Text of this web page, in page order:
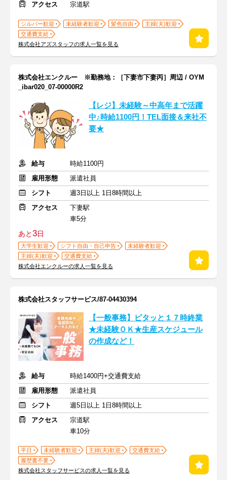
アクセス
宗道駅
シルバー歓迎 未経験者歓迎 髪色自由
主婦(夫)歓迎
交通費支給
株式会社アズスタッフの求人一覧を見る
株式会社エンクルー ※勤務地：［下妻市下妻丙］周辺 / OYM
_ibar020_07-00000R2
【レジ】未経験～中高年まで活躍
中♪時給1100円！TEL面接＆来社不
要★
給与
時給1100円
雇用形態
派遣社員
シフト
週3日以上 1日8時間以上
アクセス
下妻駅
車5分
あと3日
大学生歓迎 シフト自由・自己申告
未経験者歓迎
主婦(夫)歓迎
交通費支給
株式会社エンクルーの求人一覧を見る
株式会社スタッフサービス/87-04430394
【一般事務】ピタッと１７時終業
★未経験ＯＫ★生産スケジュール
の作成など！
給与
時給1400円+交通費支給
雇用形態
派遣社員
シフト
週5日以上 1日8時間以上
アクセス
宗道駅
車10分
平日 未経験者歓迎 主婦(夫)歓迎
交通費支給
履歴書不要
株式会社スタッフサービスの求人一覧を見る